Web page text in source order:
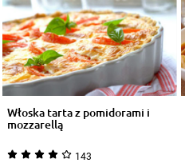
Włoska tarta z pomidorami i
mozzarellą
143